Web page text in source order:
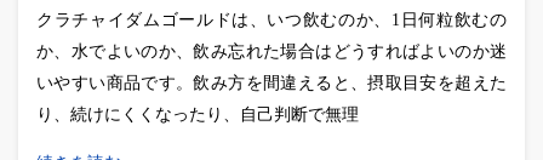
クラチャイダムゴールドは、いつ飲むのか、1日何粒飲むの
か、水でよいのか、飲み忘れた場合はどうすればよいのか迷
いやすい商品です。飲み方を間違えると、摂取目安を超えた
り、続けにくくなったり、自己判断で無理